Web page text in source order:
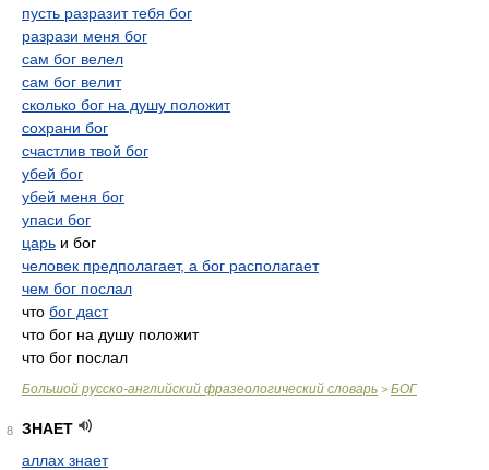
пусть разразит тебя бог
разрази меня бог
сам бог велел
сам бог велит
сколько бог на душу положит
сохрани бог
счастлив твой бог
убей бог
убей меня бог
упаси бог
царь и бог
человек предполагает, а бог располагает
чем бог послал
что бог даст
что бог на душу положит
что бог послал
Большой русско-английский фразеологический словарь > БОГ
8
ЗНАЕТ
аллах знает